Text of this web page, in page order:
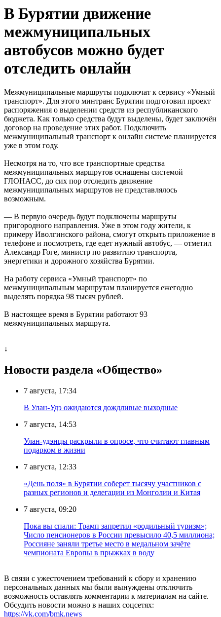
В Бурятии движение
межмуниципальных
автобусов можно будет
отследить онлайн
Межмуниципальные маршруты подключат к сервису «Умный
транспорт». Для этого минтранс Бурятии подготовил проект
распоряжения о выделении средств из республиканского
бюджета. Как только средства будут выделены, будет заключён
договор на проведение этих работ. Подключить
межмуниципальный транспорт к онлайн системе планируется
уже в этом году.
Несмотря на то, что все транспортные средства
межмуниципальных маршрутов оснащены системой
ГЛОНАСС, до сих пор отследить движение
межмуниципальных маршрутов не представлялось
возможным.
— В первую очередь будут подключены маршруты
пригородного направления. Уже в этом году жители, к
примеру Иволгинского района, смогут открыть приложение в
телефоне и посмотреть, где едет нужный автобус, — отметил
Александр Гоге, министр по развитию транспорта,
энергетики и дорожного хозяйства Бурятии.
На работу сервиса «Умный транспорт» по
межмуниципальным маршрутам планируется ежегодно
выделять порядка 98 тысяч рублей.
В настоящее время в Бурятии работают 93
межмуниципальных маршрута.
↓
Новости раздела «Общество»
7 августа, 17:34
В Улан-Удэ ожидаются дождливые выходные
7 августа, 14:53
Улан-удэнцы раскрыли в опросе, что считают главным
подарком в жизни
7 августа, 12:33
«День поля» в Бурятии соберет тысячу участников с
разных регионов и делегации из Монголии и Китая
7 августа, 09:20
Пока вы спали: Трамп запретил «родильный туризм»;
Число пенсионеров в России превысило 40,5 миллиона;
Россияне заняли третье место в медальном зачёте
чемпионата Европы в прыжках в воду
В связи с ужесточением требований к сбору и хранению
персональных данных мы были вынуждены отключить
возможность оставлять комментарии к материалам на сайте.
Обсудить новости можно в наших соцсетях:
https://vk.com/bmk.news